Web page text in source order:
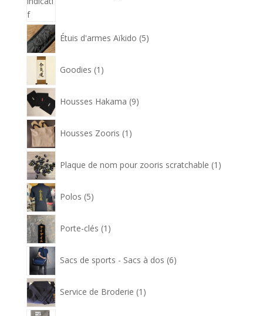
Étuis d'armes Aïkido 5
produits
Goodies 1
produit
Housses Hakama 9
produits
Housses Zooris 1
produit
Plaque de nom pour zooris scratchable 1
produit
Polos 5
produits
Porte-clés 1
produit
Sacs de sports - Sacs à dos 6
produits
Service de Broderie 1
produit